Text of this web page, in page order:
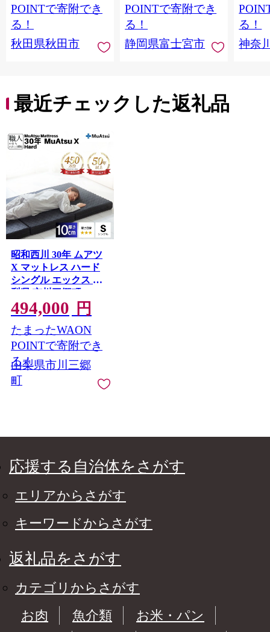
トイレットペーパー
日本製紙クレシア] 秋
田県秋田市
POINTで寄附でき
る！
秋田県秋田市
香りつき 日用品 消耗
品 備蓄
POINTで寄附でき
る！
静岡県富士宮市
防災
ペー
川県
トペー
る！
神奈
最近チェックした返礼品
昭和西川 30年 ムアツ
X マットレス ハード
シングル エックス 山
梨県 市川三郷町 [5839-
2139]
494,000 円
たまったWAON
POINTで寄附でき
る！
山梨県市川三郷
町
応援する自治体をさがす
エリアからさがす
キーワードからさがす
返礼品をさがす
カテゴリからさがす
お肉
魚介類
お米・パン